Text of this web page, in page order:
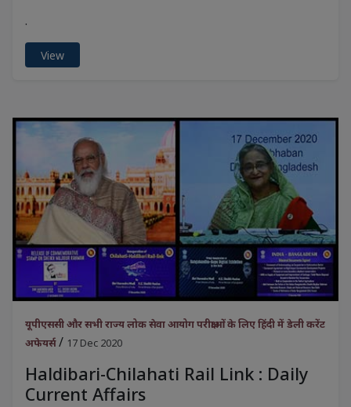
.
View
यूपीएससी और सभी राज्य लोक सेवा आयोग परीक्षाओं के लिए हिंदी में डेली करेंट
अफेयर्स/ 17 Dec 2020
Haldibari-Chilahati Rail Link : Daily
Current Affairs